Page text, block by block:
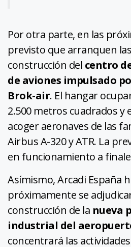
Por otra parte, en las
previsto que arranquen
construcción del centro
de aviones impulsado
Brok-air. El hangar
2.500 metros cuadrados y
acoger aeronaves de las
Airbus A-320 y ATR. La
en funcionamiento a
Asímismo, Arcadi España
próximamente se
construcción de la nueva
industrial del
concentrará las